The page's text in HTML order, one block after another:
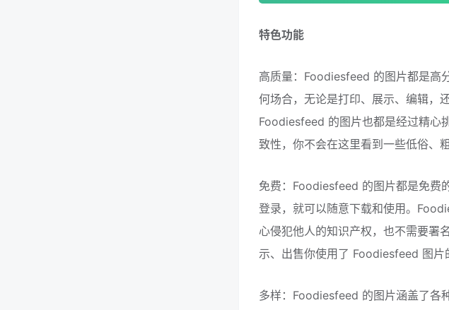
特色功能
高质量：Foodiesfeed 的图片都是高
何场合，无论是打印、展示、编辑，
Foodiesfeed 的图片也都是经过精心
致性，你不会在这里看到一些低俗、
免费：Foodiesfeed 的图片都是免费
登录，就可以随意下载和使用。
心侵犯他人的知识产权，也不需要署
示、出售你使用了 Foodiesfeed 图片
多样：Foodiesfeed 的图片涵盖了各